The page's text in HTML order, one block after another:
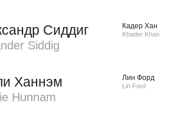
Сиддиг
Siddig
Кадер Хан
Khader Khan
Ханнэм
Hunnam
Лин Форд
Lin Ford